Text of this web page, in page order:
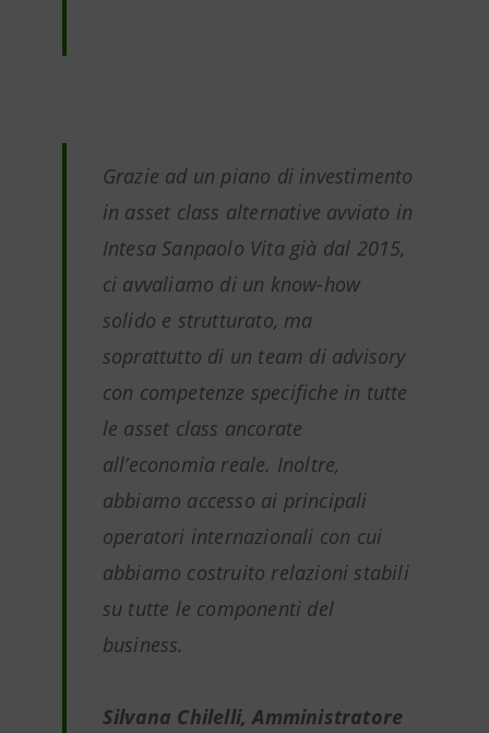
Grazie ad un piano di investimento
in asset class alternative avviato in
Intesa Sanpaolo Vita già dal 2015,
ci avvaliamo di un know-how
solido e strutturato, ma
soprattutto di un team di advisory
con competenze specifiche in tutte
le asset class ancorate
all’economia reale. Inoltre,
abbiamo accesso ai principali
operatori internazionali con cui
abbiamo costruito relazioni stabili
su tutte le componenti del
business.
Silvana Chilelli, Amministratore